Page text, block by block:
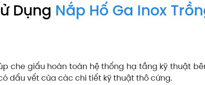
Dụng Nắp Hố Ga Inox
che giấu hoàn toàn hệ thống hạ tầng kỹ thuật
dấu vết của các chi tiết kỹ thuật thô cứng.